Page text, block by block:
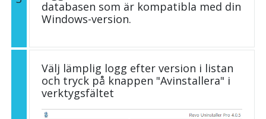
databasen som är kompatibla med din
Windows-version.
Välj lämplig logg efter version i listan
och tryck på knappen "Avinstallera" i
verktygsfältet